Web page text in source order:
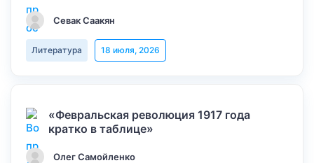
Севак Саакян
Литература 18 июля, 2026
«Февральская революция 1917 года
кратко в таблице»
Олег Самойленко